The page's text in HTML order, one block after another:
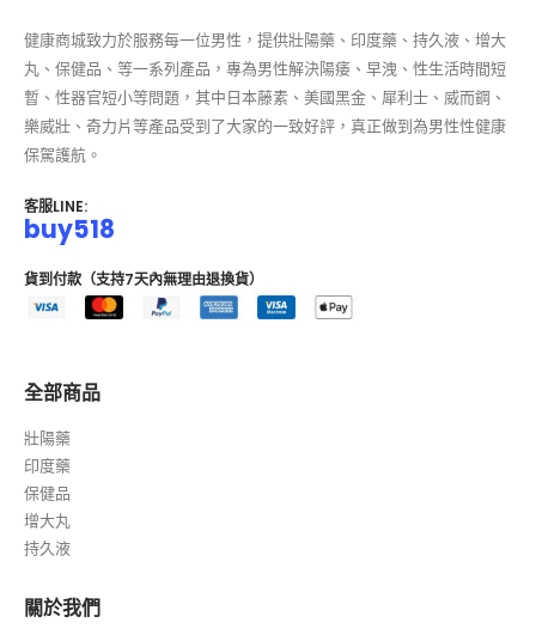
健康商城致力於服務每一位男性，提供壯陽藥、印度藥、持久液、增大
丸、保健品、等一系列產品，專為男性解決陽痿、早洩、性生活時間短
暫、性器官短小等問題，其中日本藤素、美國黑金、犀利士、威而鋼、
樂威壯、奇力片等產品受到了大家的一致好評，真正做到為男性性健康
保駕護航。
客服LINE:
buy518
貨到付款（支持7天內無理由退換貨）
全部商品
壯陽藥
印度藥
保健品
增大丸
持久液
關於我們